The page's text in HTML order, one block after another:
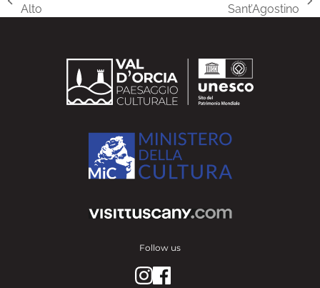
previous
Alto
Sant’Agostino
Follow us